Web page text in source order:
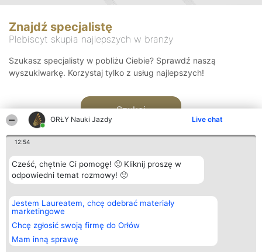
ORŁY Nauki Jazdy Live chat
12:54
Cześć, chętnie Ci pomogę! 🙂 Kliknij proszę w
odpowiedni temat rozmowy! 🙂
Jestem Laureatem, chcę odebrać materiały
marketingowe
Chcę zgłosić swoją firmę do Orłów
Mam inną sprawę
Znajdź specjalistę
Plebiscyt skupia najlepszych w branży
Szukasz specjalisty w pobliżu Ciebie? Sprawdź naszą
wyszukiwarkę. Korzystaj tylko z usług najlepszych!
Szukaj
Organizator plebiscytu
Bright Side Solutions sp. z o.
o. sp. k.
ul. Ruska 22
Wrocław 50-079
KRS 0000749100 | Regon
381313360 | NIP 8943132676
Plebiscyt
Laureaci
wszystkich
Laureatów
Regulamin
Kontakt
Kontakt